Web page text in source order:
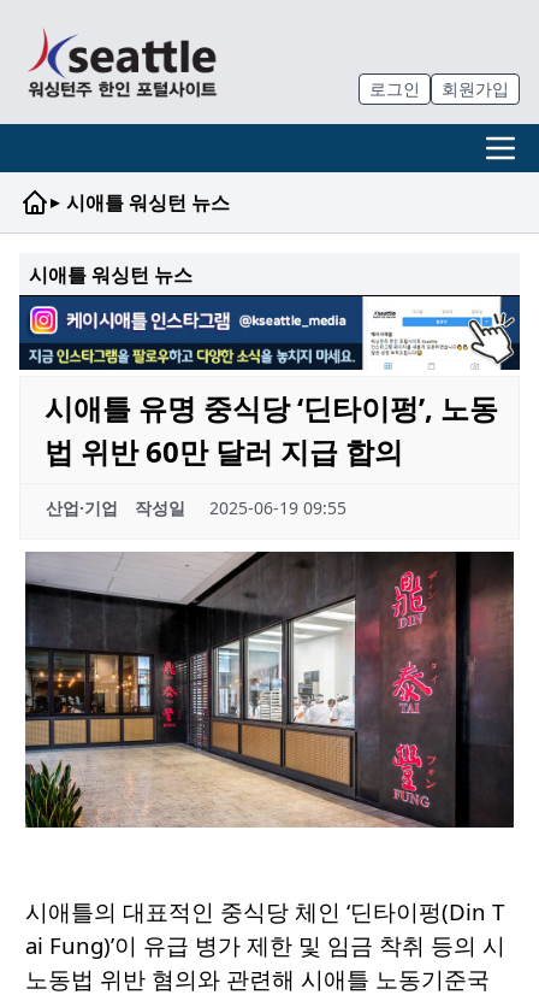
로그인 회원가입
▸ 시애틀 워싱턴 뉴스
시애틀 워싱턴 뉴스
시애틀 유명 중식당 ‘딘타이펑’, 노동
법 위반 60만 달러 지급 합의
산업·기업 작성일 2025-06-19 09:55
시애틀의 대표적인 중식당 체인 ‘딘타이펑(Din T
ai Fung)’이 유급 병가 제한 및 임금 착취 등의 시
노동법 위반 혐의와 관련해 시애틀 노동기준국